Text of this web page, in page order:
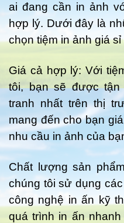
ai đang cần in ảnh
hợp lý. Dưới đây là
chọn tiệm in ảnh giá
Giá cả hợp lý: Với
tôi, bạn sẽ được
tranh nhất trên thị
mang đến cho bạn
nhu cầu in ảnh của
Chất lượng sản
chúng tôi sử dụng
công nghệ in ấn kỹ
quá trình in ấn